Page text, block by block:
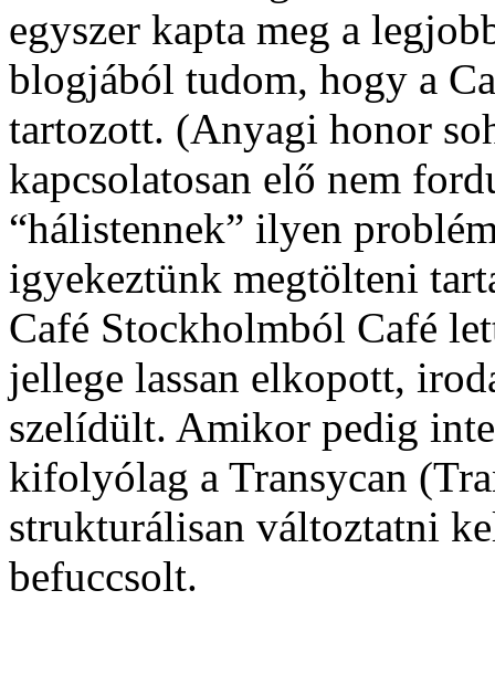
egyszer kapta meg a
blogjából tudom, hogy a
tartozott. (Anyagi honor
kapcsolatosan elő nem
“hálistennek” ilyen
igyekeztünk megtölteni
Café Stockholmból Café
jellege lassan elkopott,
szelídült. Amikor pedig
kifolyólag a Transycan
strukturálisan változtatni
befuccsolt.